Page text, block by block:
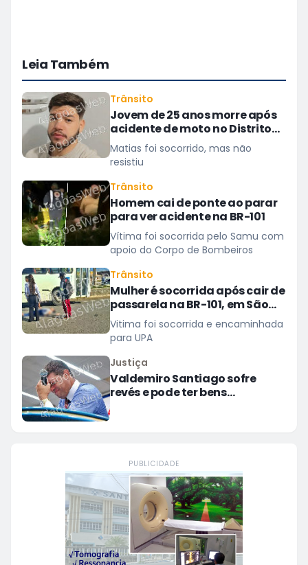
Leia Também
Trânsito
Jovem de 25 anos morre após
acidente de moto no Distrito
Luziápolis, em Campo Alegre
Matias foi socorrido, mas não
resistiu
Trânsito
Homem cai de ponte ao parar
para ver acidente na BR-101
Vítima foi socorrida pelo Samu com
apoio do Corpo de Bombeiros
Trânsito
Mulher é socorrida após cair de
passarela na BR-101, em São
Miguel dos Campos
Vitima foi socorrida e encaminhada
para UPA
Justiça
Valdemiro Santiago sofre
revés e pode ter bens
PUBLICIDADE